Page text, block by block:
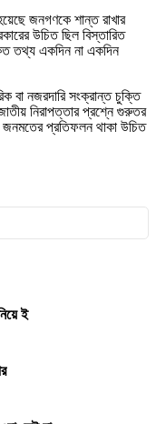
জনগণকে শান্ত রাখার
উচিত ছিল বিস্তারিত
তথ্য একদিন না একদিন
বা নজরদারি সংক্রান্ত চুক্তি
নিরাপত্তার প্রশ্নে গুরুতর
জনমতের প্রতিফলন থাকা উচিত
ই